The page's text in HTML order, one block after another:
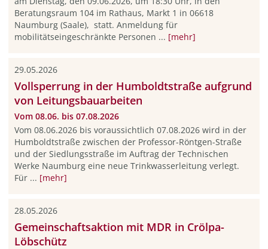
Beratungsraum 104 im Rathaus, Markt 1 in 06618
Naumburg (Saale), statt. Anmeldung für
mobilitätseingeschränkte Personen ... [mehr]
29.05.2026
Vollsperrung in der Humboldtstraße aufgrund
von Leitungsbauarbeiten
Vom 08.06. bis 07.08.2026
Vom 08.06.2026 bis voraussichtlich 07.08.2026 wird in der
Humboldtstraße zwischen der Professor-Röntgen-Straße
und der Siedlungsstraße im Auftrag der Technischen
Werke Naumburg eine neue Trinkwasserleitung verlegt.
Für ... [mehr]
28.05.2026
Gemeinschaftsaktion mit MDR in Crölpa-
Löbschütz